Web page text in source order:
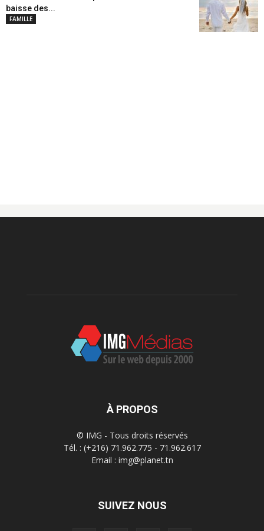
baisse des...
FAMILLE
À PROPOS
© IMG - Tous droits réservés
Tél. : (+216) 71.962.775 - 71.962.617
Email : img@planet.tn
SUIVEZ NOUS